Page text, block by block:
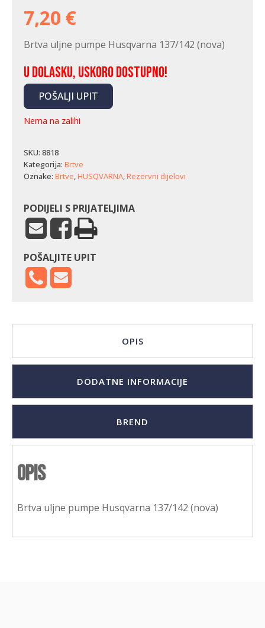
7,20 €
Brtva uljne pumpe Husqvarna 137/142 (nova)
U dolasku, uskoro dostupno!
POŠALJI UPIT
Nema na zalihi
SKU: 8818
Kategorija: Brtve
Oznake: Brtve,HUSQVARNA,Rezervni dijelovi
PODIJELI S PRIJATELJIMA
POŠALJITE UPIT
OPIS
DODATNE INFORMACIJE
BREND
Opis
Brtva uljne pumpe Husqvarna 137/142 (nova)